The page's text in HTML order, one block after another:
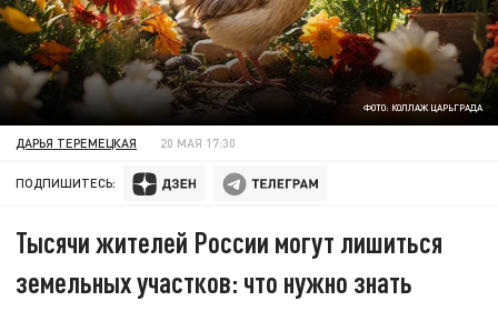
ФОТО: КОЛЛАЖ ЦАРЬГРАДА
ДАРЬЯ ТЕРЕМЕЦКАЯ 20 МАЯ 17:30
ПОДПИШИТЕСЬ:
Тысячи жителей России могут лишиться
земельных участков: что нужно знать